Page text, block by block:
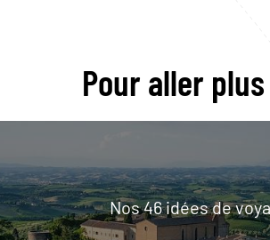
Pour aller
Nos 46 idées de